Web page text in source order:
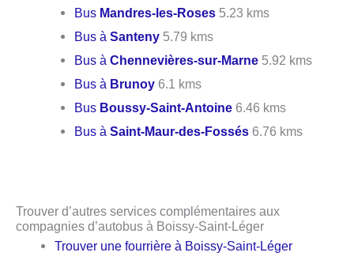
Bus Mandres-les-Roses 5.23 kms
Bus àSanteny 5.79 kms
Bus àChennevières-sur-Marne 5.92 kms
Bus à Brunoy 6.1 kms
Bus Boussy-Saint-Antoine 6.46 kms
Bus àSaint-Maur-des-Fossés 6.76 kms
Trouver d’autres services complémentaires aux
compagnies d’autobus à Boissy-Saint-Léger
Trouver une fourrière à Boissy-Saint-Léger